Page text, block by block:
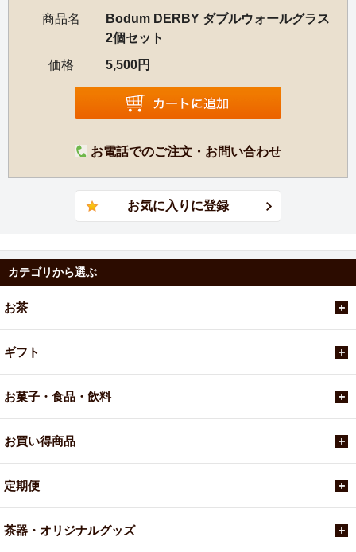
商品名
Bodum DERBY ダブルウォールグラス
2個セット
価格
5,500円
お電話でのご注文・お問い合わせ
カテゴリから選ぶ
お茶
ギフト
お菓子・食品・飲料
お買い得商品
定期便
茶器・オリジナルグッズ